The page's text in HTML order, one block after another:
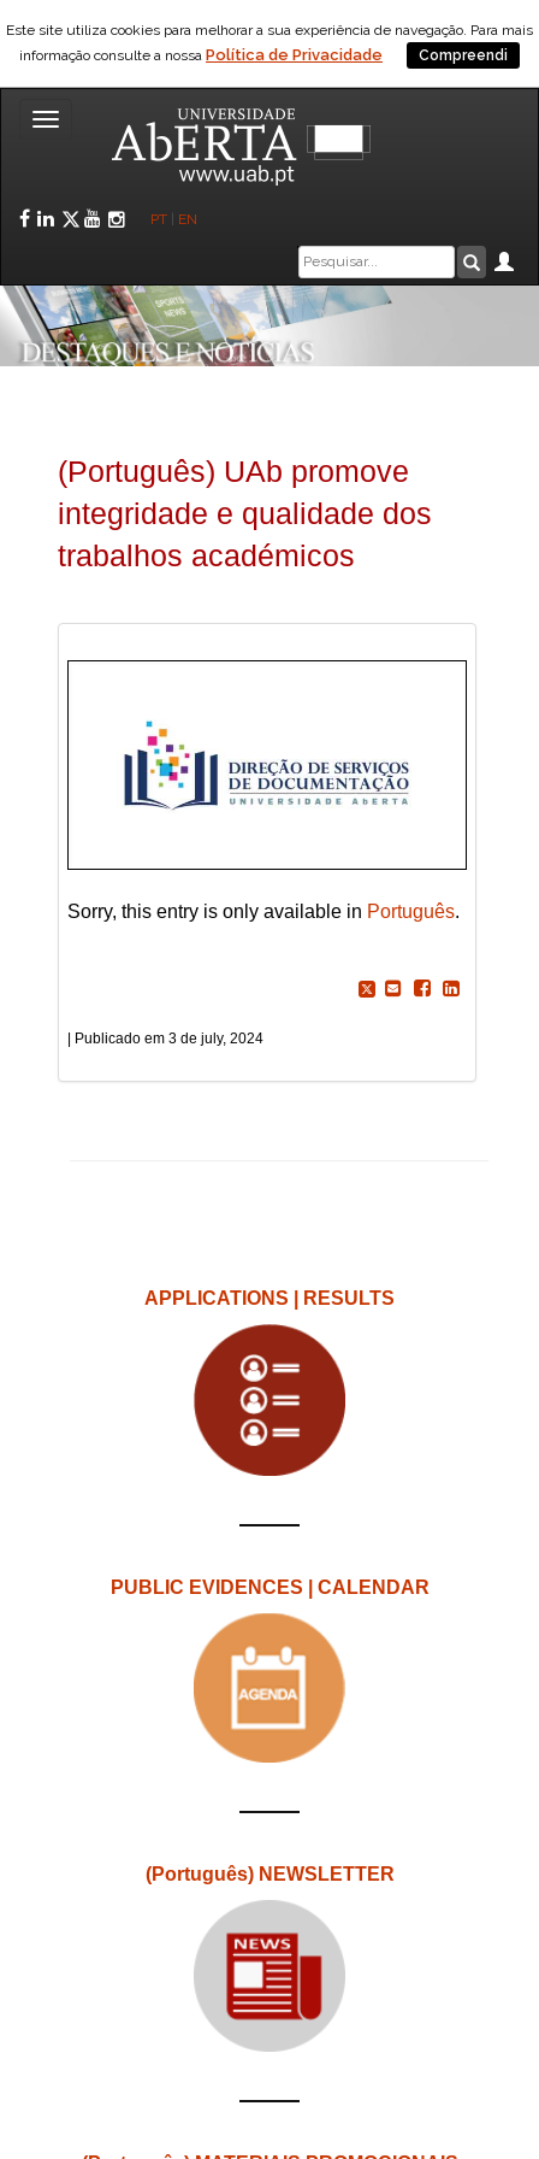
Este site utiliza cookies para melhorar a sua experiência de navegação. Para mais
informação consulte a nossa Política de Privacidade Compreendi
Toggle
Facebook
LinkedIn
Twitter
YouTube
Instagram
PT EN
Caixa
de
pesquisa
(Português) UAb promove
integridade e qualidade dos
trabalhos académicos
Sorry, this entry is only available in Português.
3 de july, 2024
APPLICATIONS | RESULTS
PUBLIC EVIDENCES | CALENDAR
(Português) NEWSLETTER